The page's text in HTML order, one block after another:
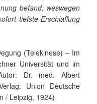
befand, weswegen
tiefste Erschlaffung
(Telekinese) – Im
Universität und im
Dr. med. Albert
Union Deutsche
/ Leipzig, 1924)